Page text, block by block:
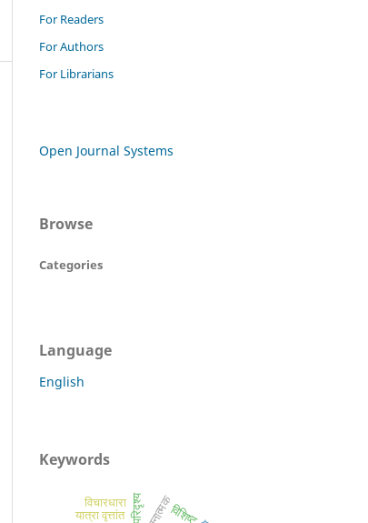
For Readers
For Authors
For Librarians
Open Journal Systems
Browse
Categories
Language
English
Keywords
यात्रा वृत्तांत विशिष्ट
विचारधारा